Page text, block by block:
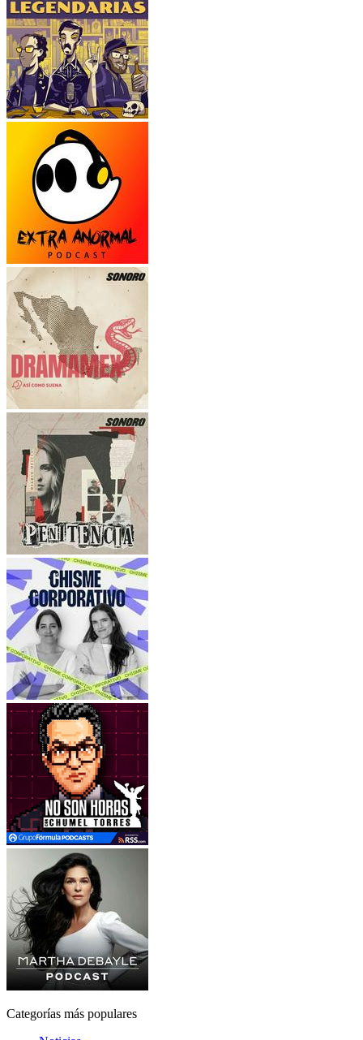
Categorías más populares